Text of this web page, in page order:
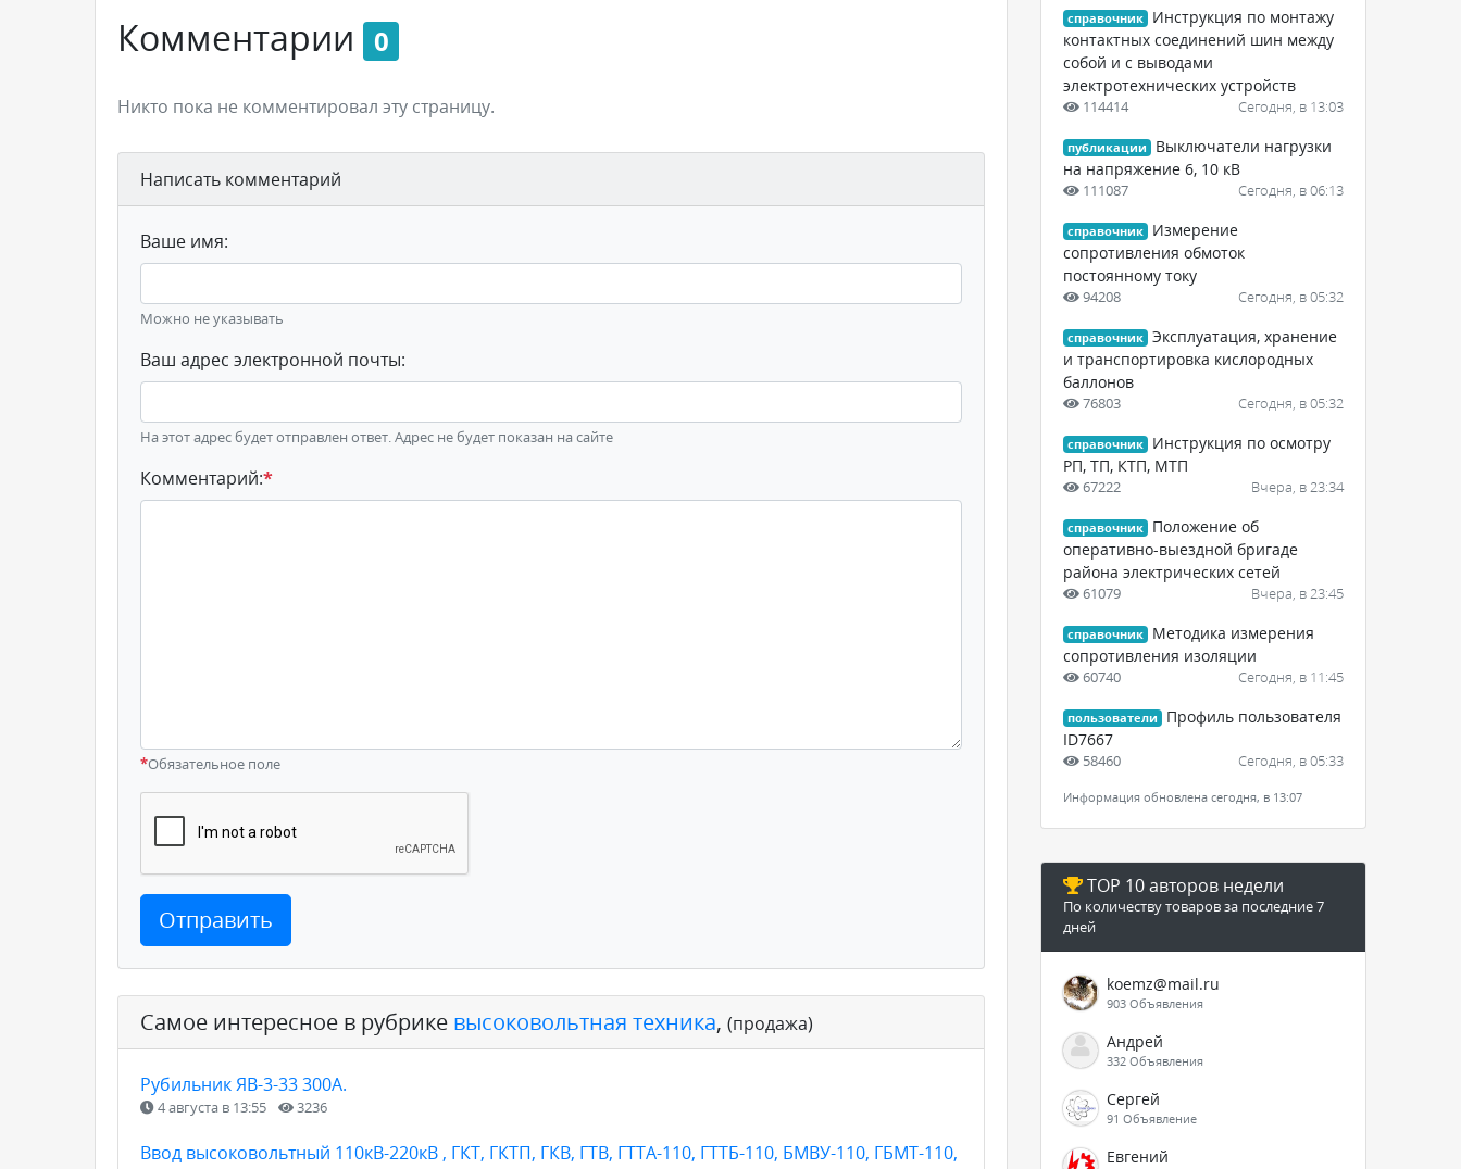
Комментарии 0
Никто пока не комментировал эту страницу.
Написать комментарий
Ваше имя:
Можно не указывать
Ваш адрес электронной почты:
На этот адрес будет отправлен ответ. Адрес не будет показан на сайте
Комментарий:*
*Обязательное поле
Отправить
Самое интересное в рубрике высоковольтная техника, (продажа)
Рубильник ЯВ-3-33 300А.
4 августа в 13:55 3236
Ввод высоковольтный 110кВ-220кВ , ГКТ, ГКТП, ГКВ, ГТВ, ГТТА-110, ГТТБ-110, БМВУ-110, ГБМТ-110,
справочник
Инструкция по монтажу
контактных соединений шин между
собой и с выводами
электротехнических устройств
114414 Сегодня, в 13:03
публикации
Выключатели нагрузки
на напряжение 6, 10 кВ
111087 Сегодня, в 06:13
справочник
Измерение
сопротивления обмоток
постоянному току
94208 Сегодня, в 05:32
справочник Эксплуатация, хранение
и транспортировка кислородных
баллонов
76803 Сегодня, в 05:32
справочник
Инструкция по осмотру
РП, ТП, КТП, МТП
67222 Вчера, в 23:34
справочник
Положение об
оперативно-выездной бригаде
района электрических сетей
61079 Вчера, в 23:45
справочник
Методика измерения
сопротивления изоляции
60740 Сегодня, в 11:45
пользователи
Профиль пользователя
ID7667
58460 Сегодня, в 05:33
Информация обновлена сегодня, в 13:07
TOP 10 авторов недели
По количеству товаров за последние 7
дней
koemz@mail.ru
903 Объявления
Андрей
332 Объявления
Сергей
91 Объявление
Евгений